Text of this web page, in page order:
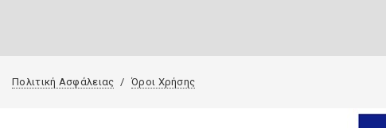
Πολιτική Ασφάλειας Όροι Χρήσης